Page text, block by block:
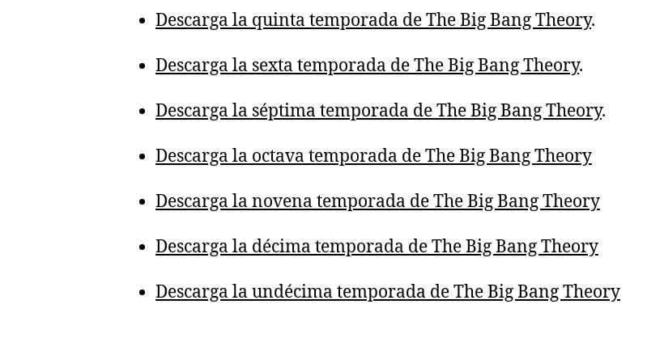
Descarga la quinta temporada de The Big Bang Theory.
Descarga la sexta temporada de The Big Bang Theory.
Descarga la séptima temporada de The Big Bang Theory.
Descarga la octava temporada de The Big Bang Theory
Descarga la novena temporada de The Big Bang Theory
Descarga la décima temporada de The Big Bang Theory
Descarga la undécima temporada de The Big Bang Theory